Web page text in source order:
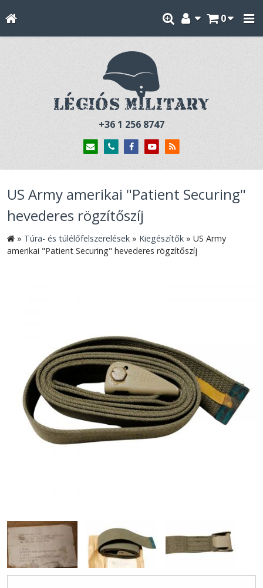
0
+36 1 256 8747
US Army amerikai "Patient Securing"
hevederes rögzítőszíj
» Túra- és túlélőfelszerelések » Kiegészítők » US Army
amerikai "Patient Securing" hevederes rögzítőszíj